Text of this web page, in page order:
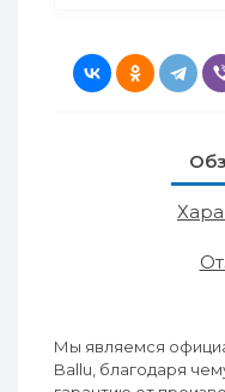
Мы являемся
Ballu, благодаря